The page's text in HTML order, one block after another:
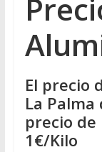
El precio
La
precio de
1€/Kilo